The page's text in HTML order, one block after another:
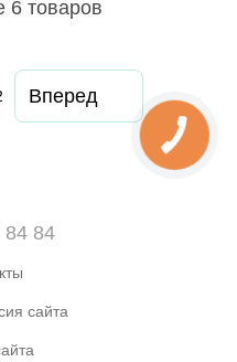
6 товаров
Вперед
84 84
сайта